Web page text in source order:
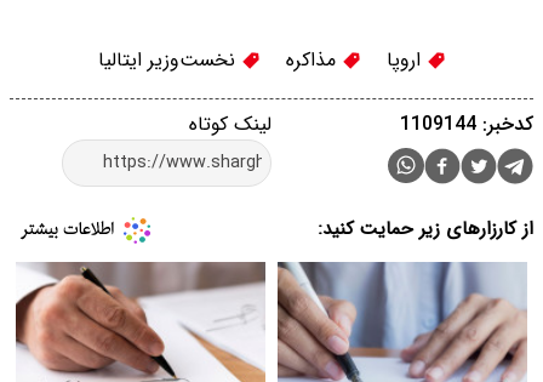
اروپا مذاکره نخست‌وزیر ایتالیا
لینک کوتاه کدخبر: 1109144
از کارزارهای زیر حمایت کنید: